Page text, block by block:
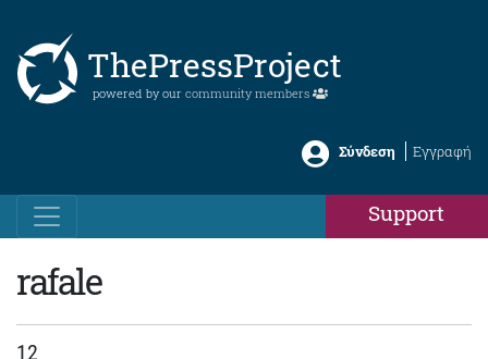
ThePressProject
powered by our community members
Σύνδεση Εγγραφή
Support
rafale
12